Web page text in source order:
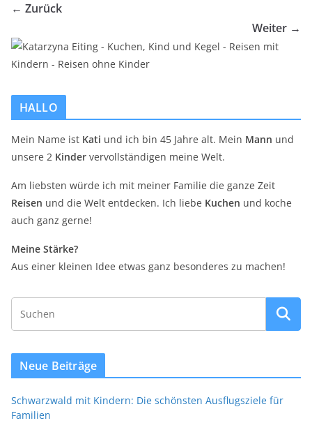
← Zurück
Weiter →
HALLO
Mein Name ist Kati und ich bin 45 Jahre alt. Mein Mann und
unsere 2 Kinder vervollständigen meine Welt.
Am liebsten würde ich mit meiner Familie die ganze Zeit
Reisen und die Welt entdecken. Ich liebe Kuchen und koche
auch ganz gerne!
Meine Stärke?
Aus einer kleinen Idee etwas ganz besonderes zu machen!
Neue Beiträge
Schwarzwald mit Kindern: Die schönsten Ausflugsziele für
Familien